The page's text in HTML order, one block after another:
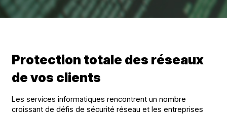
Protection totale des réseaux
de vos clients
Les services informatiques rencontrent un nombre
croissant de défis de sécurité réseau et les entreprises